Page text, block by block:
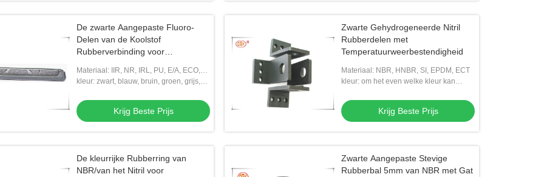
De zwarte Aangepaste Fluoro-
Delen van de Koolstof
Rubberverbinding voor
Materiaal: IIR, NR, IRL, PU, E/A, ECO,
CSM, ECT
kleur: zwart, blauw, bruin, groen, grijs,
Krijg Beste Prijs
Zwarte Gehydrogeneerde Nitril
Rubberdelen met
Temperatuurweerbestendigheid
Materiaal: NBR, HNBR, SI, EPDM, ECT
kleur: om het even welke kleur kan
Krijg Beste Prijs
De kleurrijke Rubberring van
NBR/van het Nitril voor
Zwarte Aangepaste Stevige
Rubberbal 5mm van NBR met Gat